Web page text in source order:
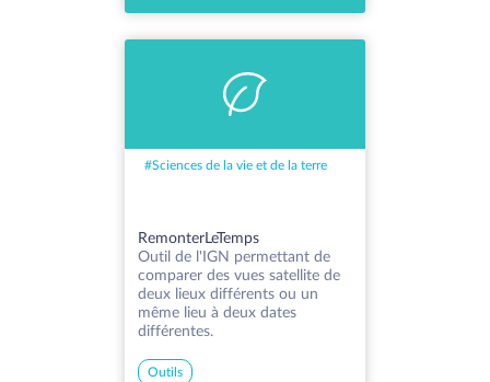
#Sciences de la vie et de la terre
RemonterLeTemps
Outil de l'IGN permettant de
comparer des vues satellite de
deux lieux différents ou un
même lieu à deux dates
différentes.
Outils